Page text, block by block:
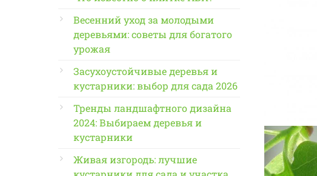
Весенний уход за молодыми
деревьями: советы для богатого
урожая
Засухоустойчивые деревья и
кустарники: выбор для сада 2026
Тренды ландшафтного дизайна
2024: Выбираем деревья и
кустарники
Живая изгородь: лучшие